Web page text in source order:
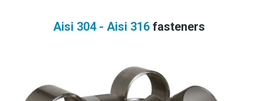
Aisi 304 - Aisi 316 fasteners